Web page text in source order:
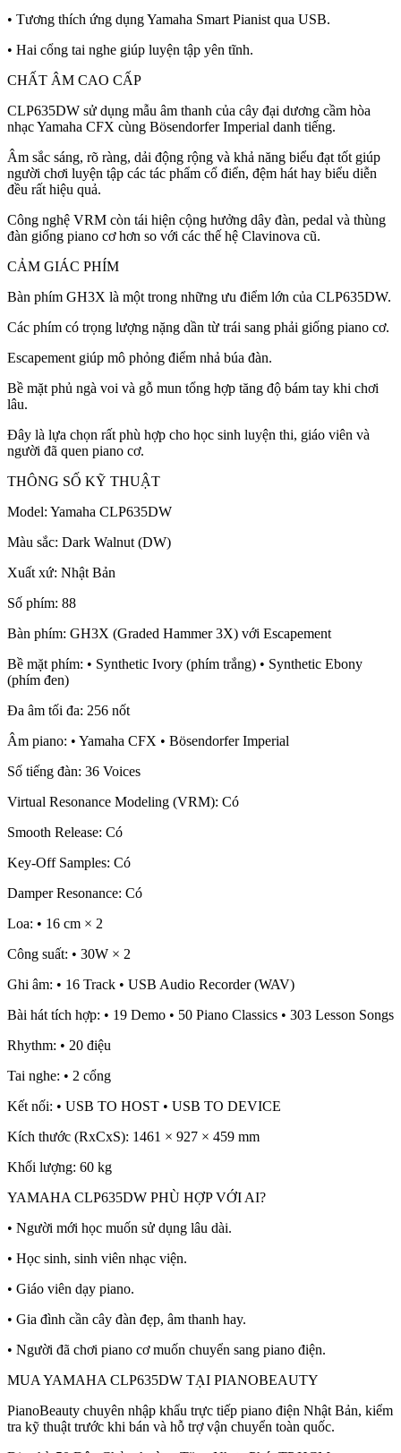
• Tương thích ứng dụng Yamaha Smart Pianist qua USB.
• Hai cổng tai nghe giúp luyện tập yên tĩnh.
CHẤT ÂM CAO CẤP
CLP635DW sử dụng mẫu âm thanh của cây đại dương cầm hòa
nhạc Yamaha CFX cùng Bösendorfer Imperial danh tiếng.
Âm sắc sáng, rõ ràng, dải động rộng và khả năng biểu đạt tốt giúp
người chơi luyện tập các tác phẩm cổ điển, đệm hát hay biểu diễn
đều rất hiệu quả.
Công nghệ VRM còn tái hiện cộng hưởng dây đàn, pedal và thùng
đàn giống piano cơ hơn so với các thế hệ Clavinova cũ.
CẢM GIÁC PHÍM
Bàn phím GH3X là một trong những ưu điểm lớn của CLP635DW.
Các phím có trọng lượng nặng dần từ trái sang phải giống piano cơ.
Escapement giúp mô phỏng điểm nhả búa đàn.
Bề mặt phủ ngà voi và gỗ mun tổng hợp tăng độ bám tay khi chơi
lâu.
Đây là lựa chọn rất phù hợp cho học sinh luyện thi, giáo viên và
người đã quen piano cơ.
THÔNG SỐ KỸ THUẬT
Model: Yamaha CLP635DW
Màu sắc: Dark Walnut (DW)
Xuất xứ: Nhật Bản
Số phím: 88
Bàn phím: GH3X (Graded Hammer 3X) với Escapement
Bề mặt phím: • Synthetic Ivory (phím trắng) • Synthetic Ebony
(phím đen)
Đa âm tối đa: 256 nốt
Âm piano: • Yamaha CFX • Bösendorfer Imperial
Số tiếng đàn: 36 Voices
Virtual Resonance Modeling (VRM): Có
Smooth Release: Có
Key-Off Samples: Có
Damper Resonance: Có
Loa: • 16 cm × 2
Công suất: • 30W × 2
Ghi âm: • 16 Track • USB Audio Recorder (WAV)
Bài hát tích hợp: • 19 Demo • 50 Piano Classics • 303 Lesson Songs
Rhythm: • 20 điệu
Tai nghe: • 2 cổng
Kết nối: • USB TO HOST • USB TO DEVICE
Kích thước (RxCxS): 1461 × 927 × 459 mm
Khối lượng: 60 kg
YAMAHA CLP635DW PHÙ HỢP VỚI AI?
• Người mới học muốn sử dụng lâu dài.
• Học sinh, sinh viên nhạc viện.
• Giáo viên dạy piano.
• Gia đình cần cây đàn đẹp, âm thanh hay.
• Người đã chơi piano cơ muốn chuyển sang piano điện.
MUA YAMAHA CLP635DW TẠI PIANOBEAUTY
PianoBeauty chuyên nhập khẩu trực tiếp piano điện Nhật Bản, kiểm
tra kỹ thuật trước khi bán và hỗ trợ vận chuyển toàn quốc.